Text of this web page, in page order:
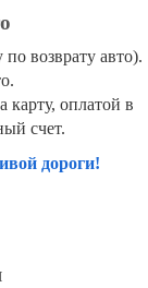
по возврату авто).
оплатой в
счет.
дороги!